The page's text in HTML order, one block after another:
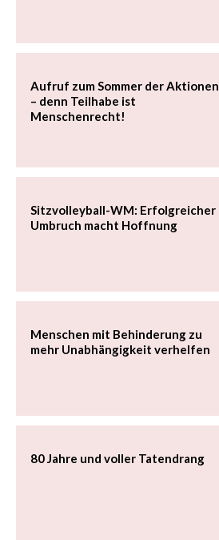
Aufruf zum Sommer der Aktionen
– denn Teilhabe ist
Menschenrecht!
Sitzvolleyball-WM: Erfolgreicher
Umbruch macht Hoffnung
Menschen mit Behinderung zu
mehr Unabhängigkeit verhelfen
80 Jahre und voller Tatendrang